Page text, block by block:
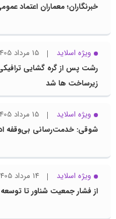
رشت پس از گره گشایی ترافیکی،
خبرنگاران؛ معماران اعتماد
ویژه اسلاید
15 مرداد 1405
رشت پس از گره گشایی
زیرساخت ها شد
ویژه اسلاید
15 مرداد 1405
شوقی: خدمت‌رسانی بی‌وقفه
ویژه اسلاید
14 مرداد 1405
از فشار جمعیت شناور تا